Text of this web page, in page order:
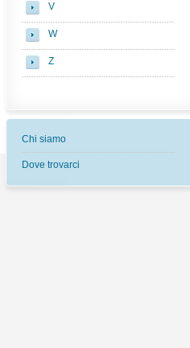
V
W
Z
Chi siamo
Dove trovarci